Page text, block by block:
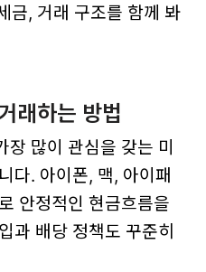
금, 거래 구조를 함께 봐
래하는 방법
많이 관심을 갖는 미
다. 아이폰, 맥, 아이패
안정적인 현금흐름을
과 배당 정책도 꾸준히